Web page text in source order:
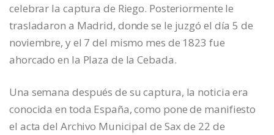
celebrar la captura de Riego. Posteriormente le
trasladaron a Madrid, donde se le juzgó el día 5 de
noviembre, y el 7 del mismo mes de 1823 fue
ahorcado en la Plaza de la Cebada.
Una semana después de su captura, la noticia era
conocida en toda España, como pone de manifiesto
el acta del Archivo Municipal de Sax de 22 de